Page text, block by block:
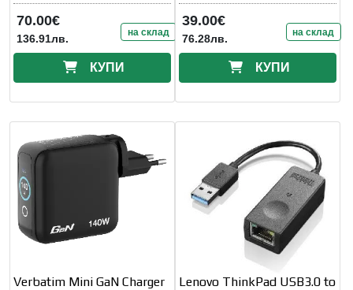
70.00€
136.91лв. на склад
КУПИ
39.00€
76.28лв. на склад
КУПИ
Verbatim Mini GaN Charger
Lenovo ThinkPad USB3.0 to